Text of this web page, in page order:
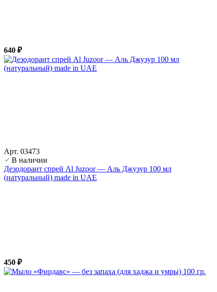
640 ₽
Арт. 03473
В наличии
Дезодорант спрей Al Juzoor — Аль Джузур 100 мл
(натуральный) made in UAE
450 ₽